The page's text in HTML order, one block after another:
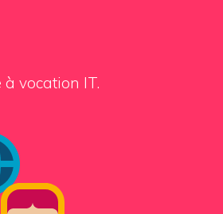
vocation IT.